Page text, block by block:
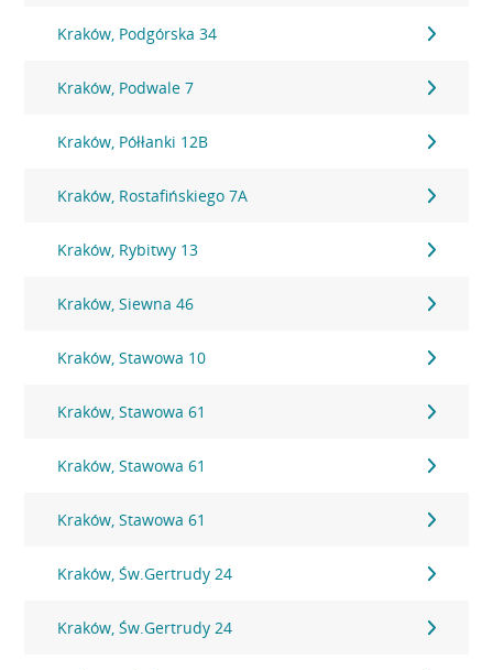
Kraków, Podgórska 34
Kraków, Podwale 7
Kraków, Półłanki 12B
Kraków, Rostafińskiego 7A
Kraków, Rybitwy 13
Kraków, Siewna 46
Kraków, Stawowa 10
Kraków, Stawowa 61
Kraków, Stawowa 61
Kraków, Stawowa 61
Kraków, Św.Gertrudy 24
Kraków, Św.Gertrudy 24